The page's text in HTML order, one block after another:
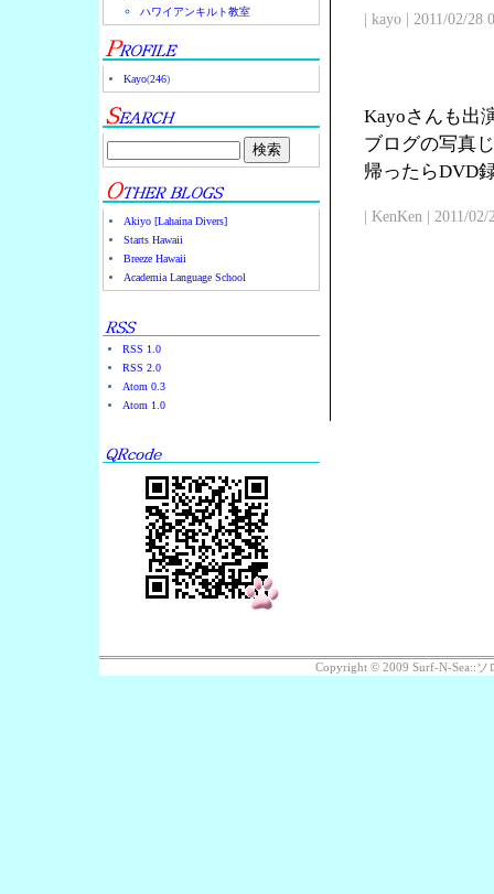
ハワイアンキルト教室
Kayo(246)
Akiyo [Lahaina Divers]
Starts Hawaii
Breeze Hawaii
Academia Language School
RSS 1.0
RSS 2.0
Atom 0.3
Atom 1.0
| kayo | 2011/02/28
Kayoさんも出
ブログの写真
帰ったらDVD
| KenKen | 2011/
Copyright © 2009 Surf-N-Sea::